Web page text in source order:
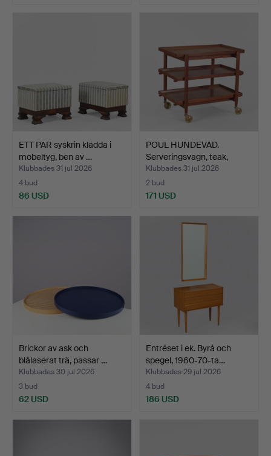
ETT PAR syskrin klädda i
möbeltyg, ben av …
Klubbades 31 jul 2026
4 bud
86 USD
POUL HUNDEVAD.
Serveringsvagn, teak,
Vamdr…
Klubbades 31 jul 2026
2 bud
171 USD
Brickor av ask och
blålaserat trä, passar …
Klubbades 30 jul 2026
3 bud
62 USD
Entréset i ek. Byrå och
spegel, 1960-70-ta…
Klubbades 29 jul 2026
4 bud
186 USD